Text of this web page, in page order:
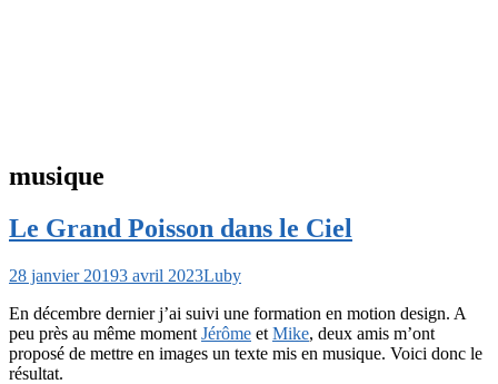
musique
Le Grand Poisson dans le Ciel
28 janvier 20193 avril 2023Luby
En décembre dernier j’ai suivi une formation en motion design. A
peu près au même moment Jérôme et Mike, deux amis m’ont
proposé de mettre en images un texte mis en musique. Voici donc le
résultat.